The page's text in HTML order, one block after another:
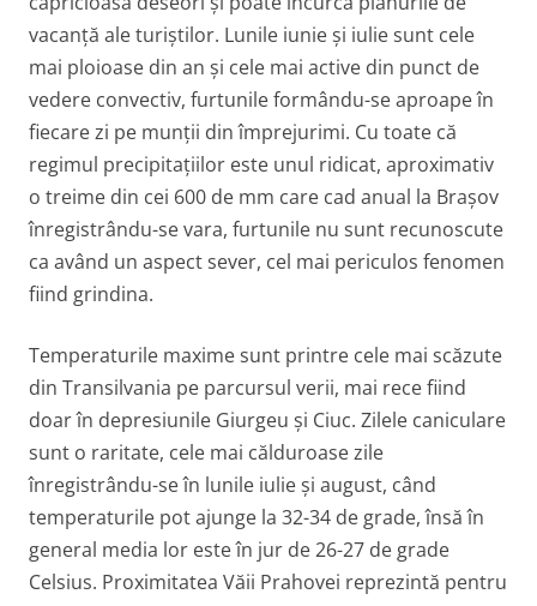
vacanță ale turiștilor. Lunile iunie și iulie sunt cele
mai ploioase din an și cele mai active din punct de
vedere convectiv, furtunile formându-se aproape în
fiecare zi pe munții din împrejurimi. Cu toate că
regimul precipitațiilor este unul ridicat, aproximativ
o treime din cei 600 de mm care cad anual la Brașov
înregistrându-se vara, furtunile nu sunt recunoscute
ca având un aspect sever, cel mai periculos fenomen
fiind grindina.
Temperaturile maxime sunt printre cele mai scăzute
din Transilvania pe parcursul verii, mai rece fiind
doar în depresiunile Giurgeu și Ciuc. Zilele caniculare
sunt o raritate, cele mai călduroase zile
înregistrându-se în lunile iulie și august, când
temperaturile pot ajunge la 32-34 de grade, însă în
general media lor este în jur de 26-27 de grade
Celsius. Proximitatea Văii Prahovei reprezintă pentru